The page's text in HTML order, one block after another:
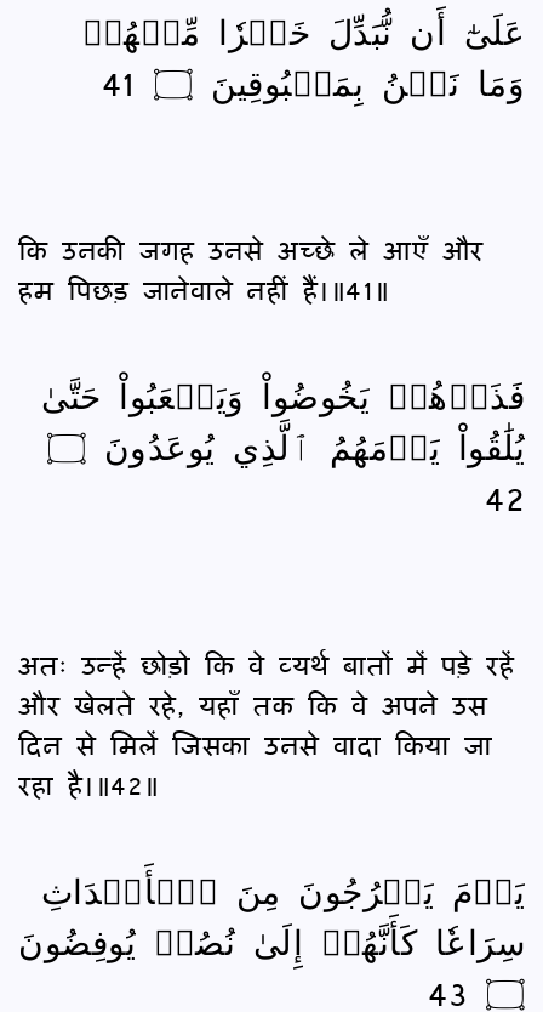
عَلَىٰٓ أَن نُّبَدِّلَ خَيۡرٗا مِّنۡهُمۡ
وَمَا نَحۡنُ بِمَسۡبُوقِينَ ۝ 41
कि उनकी जगह उनसे अच्छे ले आएँ और
हम पिछड़ जानेवाले नहीं हैं।॥41॥
فَذَرۡهُمۡ يَخُوضُواْ وَيَلۡعَبُواْ حَتَّىٰ
يُلَٰقُواْ يَوۡمَهُمُ ٱلَّذِي يُوعَدُونَ ۝
42
अतः उन्हें छोड़ो कि वे व्यर्थ बातों में पड़े रहें
और खेलते रहे, यहाँ तक कि वे अपने उस
दिन से मिलें जिसका उनसे वादा किया जा
रहा है।॥42॥
يَوۡمَ يَخۡرُجُونَ مِنَ ٱلۡأَجۡدَاثِ
سِرَاعٗا كَأَنَّهُمۡ إِلَىٰ نُصُبٖ يُوفِضُونَ
۝ 43